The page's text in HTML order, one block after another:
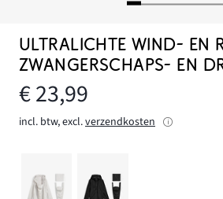
ULTRALICHTE WIND- EN
ZWANGERSCHAPS- EN
€ 23,99
incl. btw, excl.verzendkosten